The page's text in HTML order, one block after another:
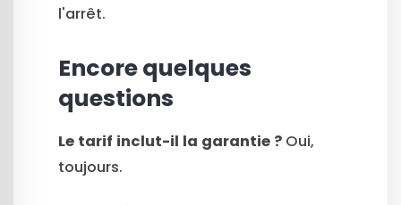
l'arrêt.
Encore quelques
questions
Le tarif inclut-il la garantie ? Oui,
toujours.